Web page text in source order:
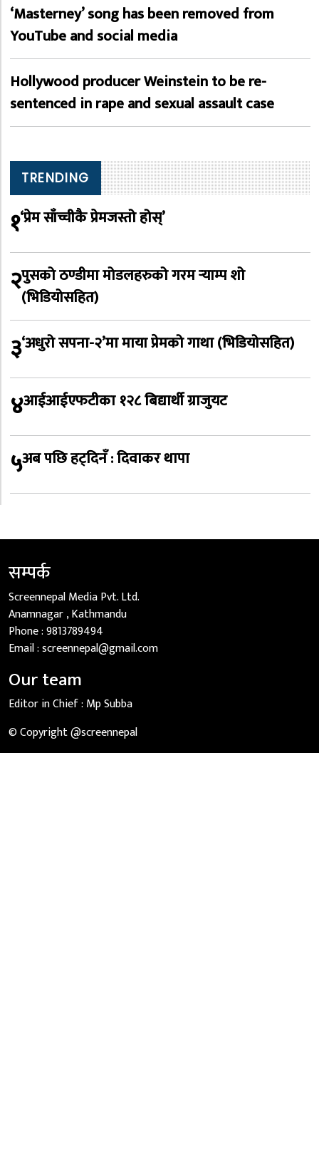
‘Masterney’ song has been removed from
YouTube and social media
Hollywood producer Weinstein to be re-
sentenced in rape and sexual assault case
TRENDING
१‘प्रेम साँच्चीकै प्रेमजस्तो होस्’
२पुसको ठण्डीमा मोडलहरुको गरम र्‍याम्प शो
(भिडियोसहित)
३‘अधुरो सपना-२’मा माया प्रेमको गाथा (भिडियोसहित)
४आईआईएफटीका १२८ बिद्यार्थी ग्राजुयट
५अब पछि हट्दिनँ : दिवाकर थापा
सम्पर्क
Screennepal Media Pvt. Ltd.
Anamnagar , Kathmandu
Phone :9813789494
Email :screennepal@gmail.com
Our team
Editor in Chief : Mp Subba
© Copyright @screennepal